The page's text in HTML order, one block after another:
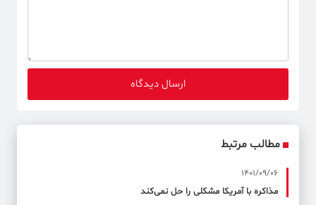
مطالب مرتبط
1401/09/06
مذاکره با آمریکا مشکلی را حل نمی‌کند